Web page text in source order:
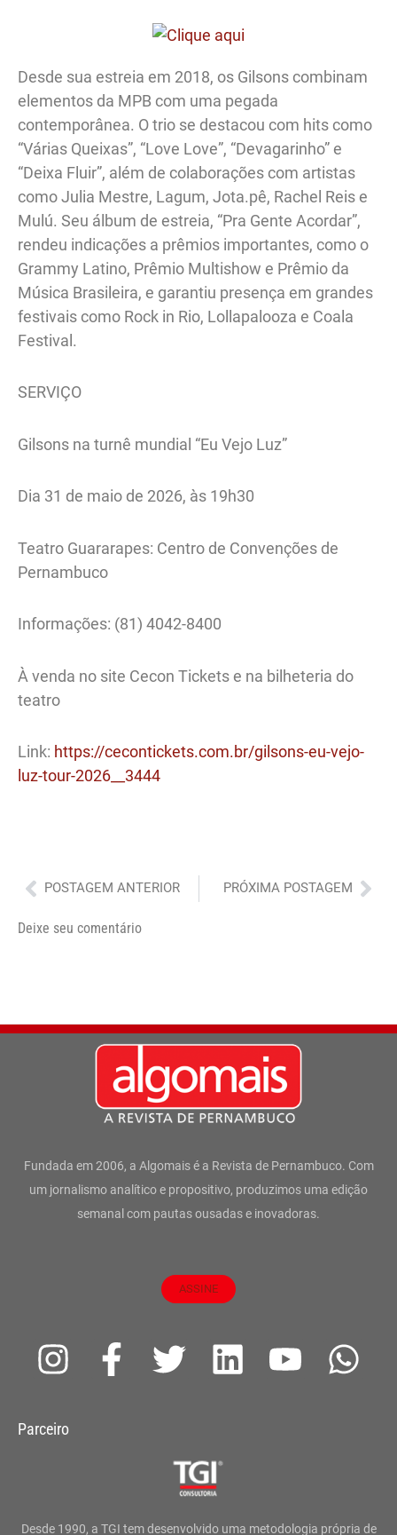
Desde sua estreia em 2018, os Gilsons combinam
elementos da MPB com uma pegada
contemporânea. O trio se destacou com hits como
“Várias Queixas”, “Love Love”, “Devagarinho” e
“Deixa Fluir”, além de colaborações com artistas
como Julia Mestre, Lagum, Jota.pê, Rachel Reis e
Mulú. Seu álbum de estreia, “Pra Gente Acordar”,
rendeu indicações a prêmios importantes, como o
Grammy Latino, Prêmio Multishow e Prêmio da
Música Brasileira, e garantiu presença em grandes
festivais como Rock in Rio, Lollapalooza e Coala
Festival.
SERVIÇO
Gilsons na turnê mundial “Eu Vejo Luz”
Dia 31 de maio de 2026, às 19h30
Teatro Guararapes: Centro de Convenções de
Pernambuco
Informações: (81) 4042-8400
À venda no site Cecon Tickets e na bilheteria do
teatro
Link: https://cecontickets.com.br/gilsons-eu-vejo-
luz-tour-2026__3444
Anterior
POSTAGEM ANTERIOR PRÓXIMA POSTAGEM
Deixe seu comentário
Fundada em 2006, a Algomais é a Revista de Pernambuco. Com
um jornalismo analítico e propositivo, produzimos uma edição
semanal com pautas ousadas e inovadoras.
ASSINE
I
s
g
F
a
o
T
t
e
L
d
Y
b
W
a
Parceiro
Desde 1990, a TGI tem desenvolvido uma metodologia própria de